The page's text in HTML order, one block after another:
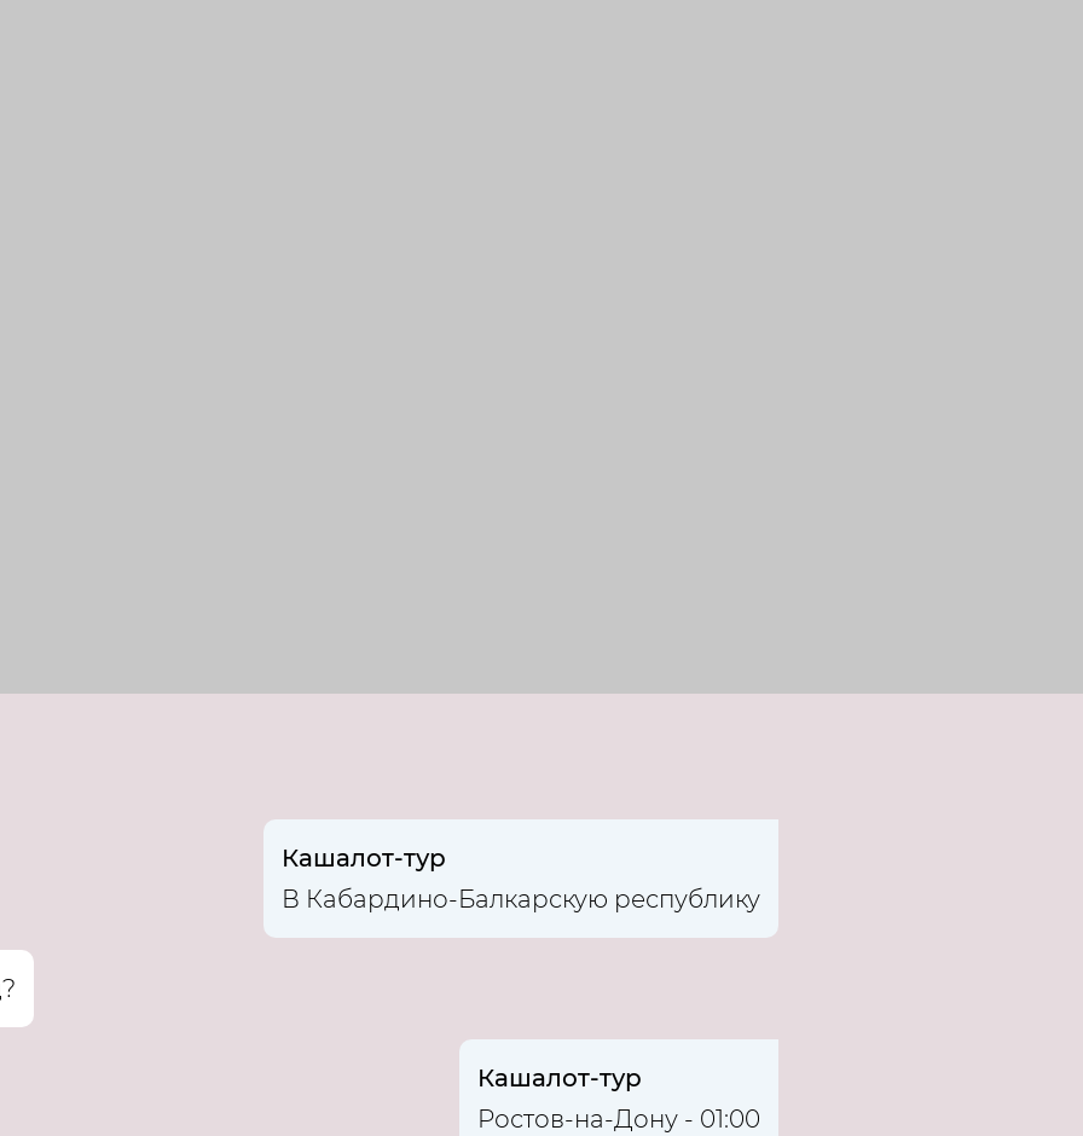
Кашалот-тур
В Кабардино-Балкарскую республику
Кашалот-тур
Ростов-на-Дону - 01:00